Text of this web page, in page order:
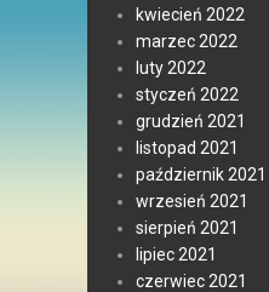
kwiecień 2022
marzec 2022
luty 2022
styczeń 2022
grudzień 2021
listopad 2021
październik 2021
wrzesień 2021
sierpień 2021
lipiec 2021
czerwiec 2021